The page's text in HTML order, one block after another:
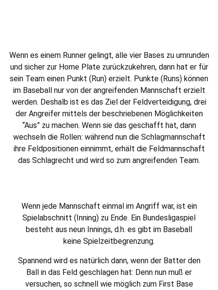
Wenn es einem Runner gelingt, alle vier Bases zu umrunden
und sicher zur Home Plate zurückzukehren, dann hat er für
sein Team einen Punkt (Run) erzielt. Punkte (Runs) können
im Baseball nur von der angreifenden Mannschaft erzielt
werden. Deshalb ist es das Ziel der Feldverteidigung, drei
der Angreifer mittels der beschriebenen Möglichkeiten
“Aus” zu machen. Wenn sie das geschafft hat, dann
wechseln die Rollen: während nun die Schlagmannschaft
ihre Feldpositionen einnimmt, erhält die Feldmannschaft
das Schlagrecht und wird so zum angreifenden Team.
Wenn jede Mannschaft einmal im Angriff war, ist ein
Spielabschnitt (Inning) zu Ende. Ein Bundesligaspiel
besteht aus neun Innings, d.h. es gibt im Baseball
keine Spielzeitbegrenzung.
Spannend wird es natürlich dann, wenn der Batter den
Ball in das Feld geschlagen hat: Denn nun muß er
versuchen, so schnell wie möglich zum First Base